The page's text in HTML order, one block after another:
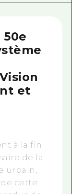
et
à la fin
de la
urbain,
cette